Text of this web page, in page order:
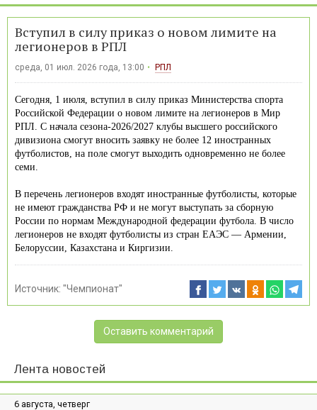
Вступил в силу приказ о новом лимите на
легионеров в РПЛ
среда, 01 июл. 2026 года, 13:00 РПЛ
Сегодня, 1 июля, вступил в силу приказ Министерства спорта
Российской Федерации о новом лимите на легионеров в Мир
РПЛ. С начала сезона-2026/2027 клубы высшего российского
дивизиона смогут вносить заявку не более 12 иностранных
футболистов, на поле смогут выходить одновременно не более
семи.
В перечень легионеров входят иностранные футболисты, которые
не имеют гражданства РФ и не могут выступать за сборную
России по нормам Международной федерации футбола. В число
легионеров не входят футболисты из стран ЕАЭС — Армении,
Белоруссии, Казахстана и Киргизии.
Источник: "Чемпионат"
Оставить комментарий
Лента новостей
6 августа, четверг